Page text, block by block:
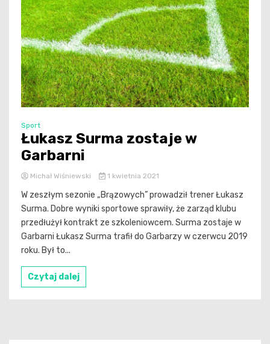
Sport
Łukasz Surma zostaje w
Garbarni
Michał Wiśniewski 1 kwietnia 2021
W zeszłym sezonie „Brązowych” prowadził trener Łukasz
Surma. Dobre wyniki sportowe sprawiły, że zarząd klubu
przedłużył kontrakt ze szkoleniowcem. Surma zostaje w
Garbarni Łukasz Surma trafił do Garbarzy w czerwcu 2019
roku. Był to...
Czytaj dalej